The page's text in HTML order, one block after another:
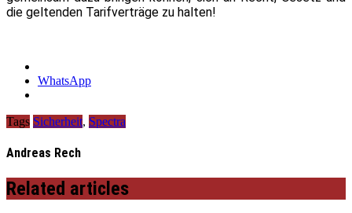
die geltenden Tarifverträge zu halten!
WhatsApp
Tags Sicherheit, Spectra
Andreas Rech
Related articles